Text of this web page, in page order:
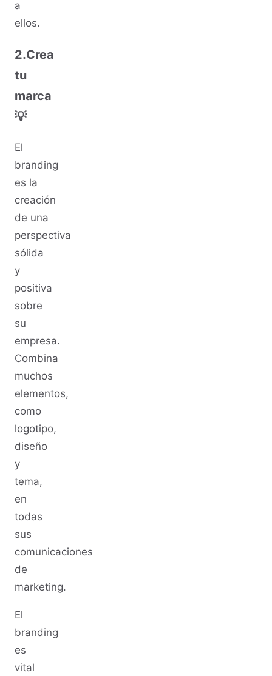
a
ellos.
2.Crea
tu
marca
💡
El
branding
es la
creación
de una
perspectiva
sólida
y
positiva
sobre
su
empresa.
Combina
muchos
elementos,
como
logotipo,
diseño
y
tema,
en
todas
sus
comunicaciones
de
marketing.
El
branding
es
vital